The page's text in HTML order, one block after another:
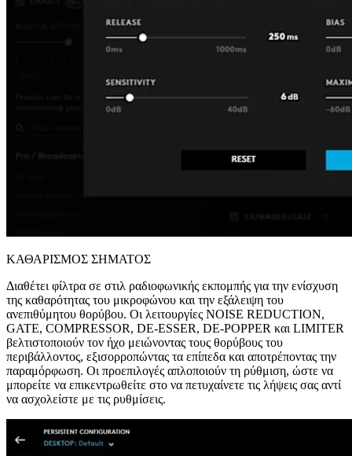
ΚΑΘΑΡΙΣΜΟΣ ΣΗΜΑΤΟΣ
Διαθέτει φίλτρα σε στιλ ραδιοφωνικής εκπομπής για την ενίσχυση
της καθαρότητας του μικροφώνου και την εξάλειψη του
ανεπιθύμητου θορύβου. Οι λειτουργίες NOISE REDUCTION,
GATE, COMPRESSOR, DE-ESSER, DE-POPPER και LIMITER
βελτιστοποιούν τον ήχο μειώνοντας τους θορύβους του
περιβάλλοντος, εξισορροπώντας τα επίπεδα και αποτρέποντας την
παραμόρφωση. Οι προεπιλογές απλοποιούν τη ρύθμιση, ώστε να
μπορείτε να επικεντρωθείτε στο να πετυχαίνετε τις λήψεις σας αντί
να ασχολείστε με τις ρυθμίσεις.